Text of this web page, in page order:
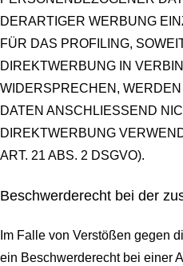
DERARTIGER WERBUNG
FÜR DAS PROFILING,
DIREKTWERBUNG IN
WIDERSPRECHEN,
DATEN ANSCHLIESSEND
DIREKTWERBUNG
ART. 21 ABS. 2 DSGVO).
Beschwerde­recht bei der
Im Falle von Verstößen gegen
ein Beschwerderecht bei einer